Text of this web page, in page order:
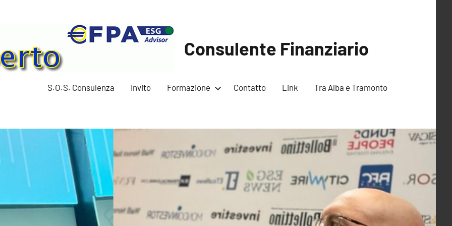
Consulente Finanziario
S.O.S. Consulenza Invito Formazione Contatto Link Tra Alba e Tramonto